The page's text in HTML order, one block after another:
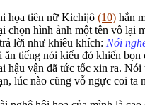
họa tiên nữ Kichijô (10) hắn
chọn hình ảnh một tên vô lại
lời như khiêu khích: Nói
ăn tiếng nói kiểu đó khiến bọn
hậu vận đã tức tốc xin ra.
lúc nào cũng vỗ ngực coi ta